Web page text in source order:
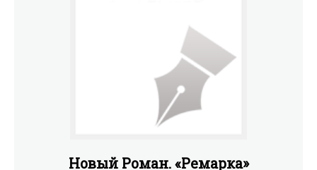
Новый Роман. «Ремарка»